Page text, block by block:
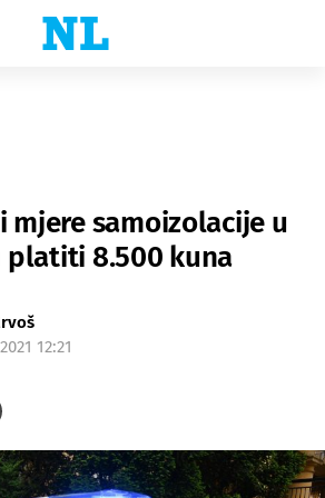
mjere samoizolacije u
platiti 8.500 kuna
12:21